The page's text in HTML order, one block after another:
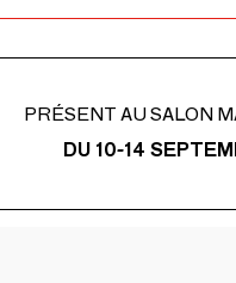
PRÉSENT AU SALON
DU 10-14